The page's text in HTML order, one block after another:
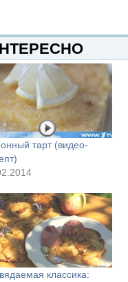
тарт (видео-
классика: